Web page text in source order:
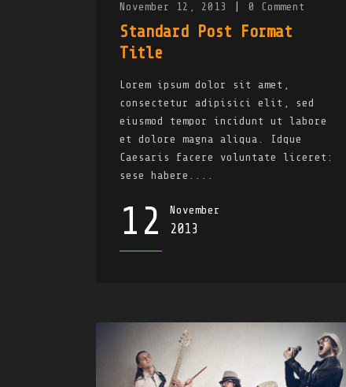
November 12, 2013 0 Comment
Standard Post Format
Title
Lorem ipsum dolor sit amet,
consectetur adipisici elit, sed
eiusmod tempor incidunt ut labore
et dolore magna aliqua. Idque
Caesaris facere voluntate liceret:
sese habere....
12 November
2013